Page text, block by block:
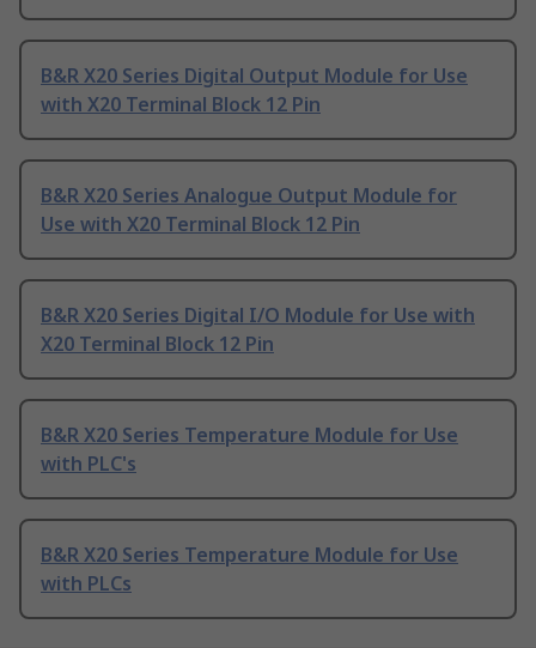
B&R X20 Series Digital Output Module for Use
with X20 Terminal Block 12 Pin
B&R X20 Series Analogue Output Module for
Use with X20 Terminal Block 12 Pin
B&R X20 Series Digital I/O Module for Use with
X20 Terminal Block 12 Pin
B&R X20 Series Temperature Module for Use
with PLC's
B&R X20 Series Temperature Module for Use
with PLCs